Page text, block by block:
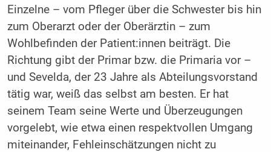
Einzelne – vom Pfleger über die Schwester bis hin
zum Oberarzt oder der Ober­ärztin – zum
Wohlbefinden der Patient:innen beiträgt. Die
Richtung gibt der Primar bzw. die Primaria vor –
und Sevelda, der 23 Jah­re als Abteilungsvorstand
tätig war, weiß das selbst am besten. Er hat
seinem Team seine Werte und Überzeugungen
vorgelebt, wie etwa einen respektvollen Umgang
miteinander, Fehleinschätzun­gen nicht zu